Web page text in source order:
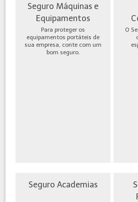
Seguro Máquinas e
Equipamentos
Para proteger os
equipamentos portáteis de
sua empresa, conte com um
bom seguro.
O
Seguro Academias